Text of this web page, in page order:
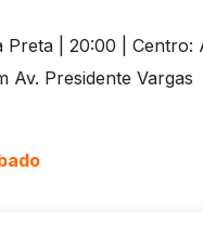
Preta | 20:00 | Centro:
Av. Presidente Vargas